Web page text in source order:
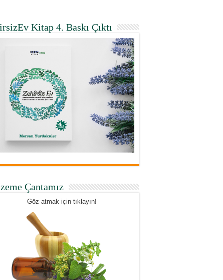
Kitap 4. Baskı Çıktı
Çantamız
Göz atmak için tıklayın!